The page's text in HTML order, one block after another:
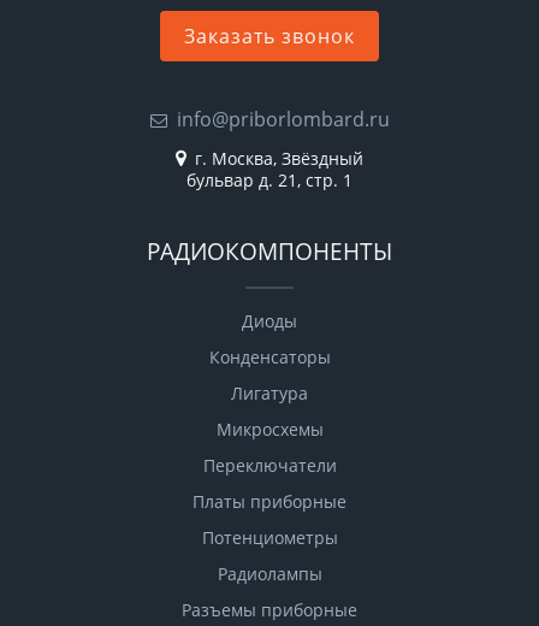
Заказать звонок
info@priborlombard.ru
г. Москва, Звёздный
бульвар д. 21, стр. 1
РАДИОКОМПОНЕНТЫ
Диоды
Конденсаторы
Лигатура
Микросхемы
Переключатели
Платы приборные
Потенциометры
Радиолампы
Разъемы приборные